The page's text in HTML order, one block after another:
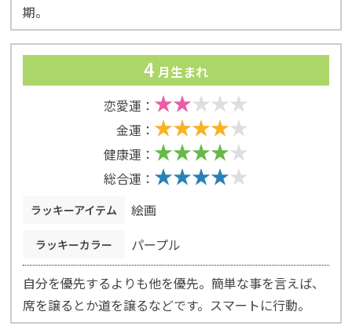
期。
4 月生まれ
恋愛運：
金運：
健康運：
総合運：
ラッキーアイテム 絵画
ラッキーカラー パープル
自分を優先するよりも他を優先。簡単な事を言えば、
席を譲るとか道を譲るなどです。スマートに行動。